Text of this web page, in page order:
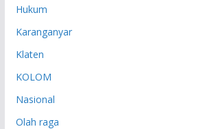
Hukum
Karanganyar
Klaten
KOLOM
Nasional
Olah raga